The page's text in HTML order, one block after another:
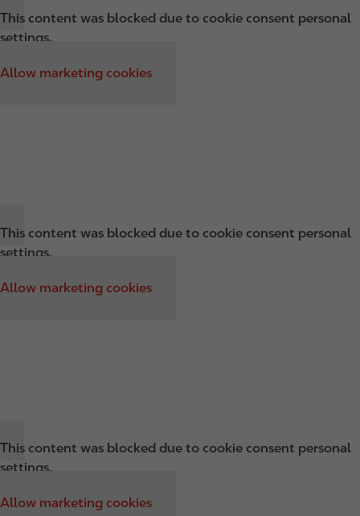
This content was blocked due to cookie consent personal
settings.
Allow marketing cookies
This content was blocked due to cookie consent personal
settings.
Allow marketing cookies
This content was blocked due to cookie consent personal
settings.
Allow marketing cookies